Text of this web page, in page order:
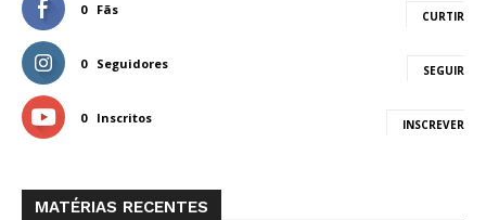
0 Fãs CURTIR
0 Seguidores SEGUIR
0 Inscritos INSCREVER
MATÉRIAS RECENTES